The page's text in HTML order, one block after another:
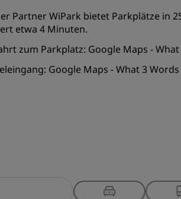
Partner WiPark bietet Parkplätze in
etwa 4 Minuten.
zum Parkplatz: Google Maps -
Google Maps -What 3 Words